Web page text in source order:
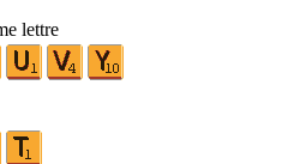
lettre